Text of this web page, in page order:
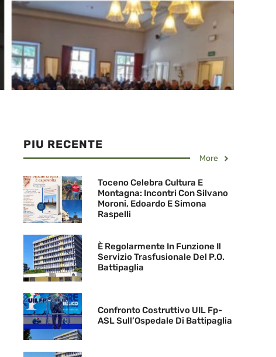
PIU RECENTE
More
Toceno Celebra Cultura E
Montagna: Incontri Con Silvano
Moroni, Edoardo E Simona
Raspelli
È Regolarmente In Funzione Il
Servizio Trasfusionale Del P.O.
Battipaglia
Confronto Costruttivo UIL Fp-
ASL Sull’Ospedale Di Battipaglia